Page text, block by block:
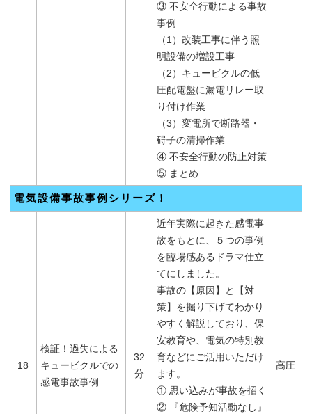
③ 不安全行動による事故
事例
（1）改装工事に伴う照
明設備の増設工事
（2）キュービクルの低
圧配電盤に漏電リレー取
り付け作業
（3）変電所で断路器・
碍子の清掃作業
④ 不安全行動の防止対策
⑤ まとめ
電気設備事故事例シリーズ！
18
検証！過失による
キュービクルでの
感電事故事例
32
分
近年実際に起きた感電事
故をもとに、５つの事例
を臨場感あるドラマ仕立
てにしました。
事故の【原因】と【対
策】を掘り下げてわかり
やすく解説しており、保
安教育や、電気の特別教
育などにご活用いただけ
ます。
① 思い込みが事故を招く
② 『危険予知活動なし』
高圧